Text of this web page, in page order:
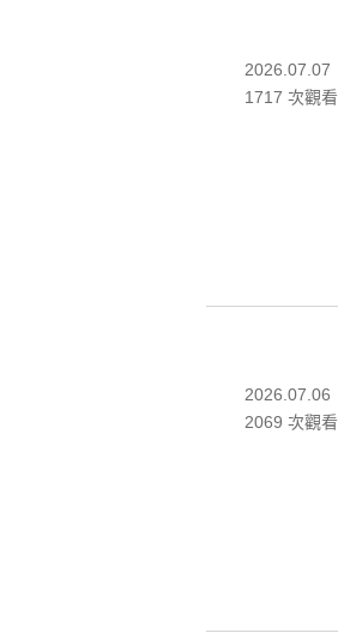
2026.07.07
1717 次觀看
2026.07.06
2069 次觀看